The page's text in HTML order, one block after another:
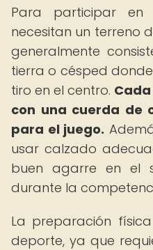
Para participar en
necesitan un terreno
generalmente
tierra o césped
tiro en el centro.
con una cuerda de
para el juego.
usar calzado
buen agarre en el
durante la
La preparación
deporte, ya que